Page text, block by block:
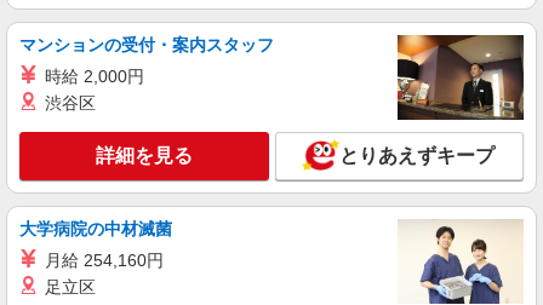
派遣社員
株式会社スタッフサービス・メディカル 北摂医療オフィス（お仕事
No.I10413204）
時給1400円
大阪府高槻市内の病院
キープ 詳細を見る
派遣社員
マンションの受付・案内スタッフ
時給 2,000円
渋谷区
詳細を見る とりあえずキープ
大学病院の中材滅菌
月給 254,160円
足立区